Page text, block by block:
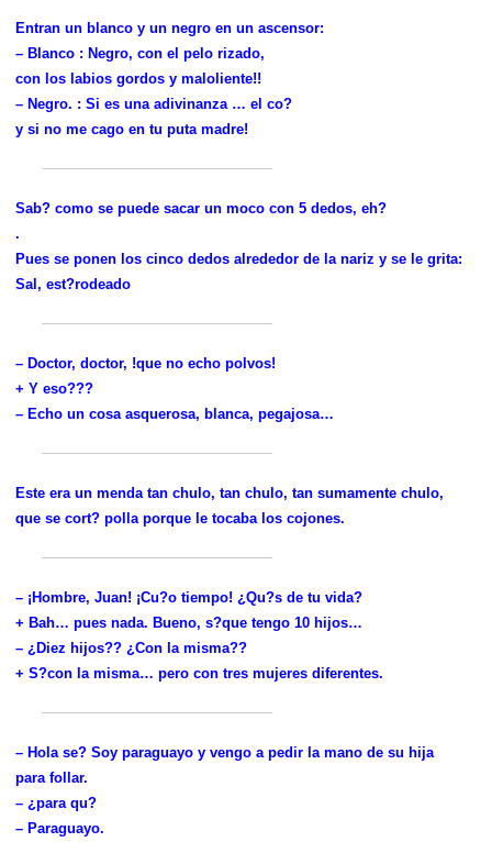
Entran un blanco y un negro en un ascensor:
– Blanco : Negro, con el pelo rizado,
con los labios gordos y maloliente!!
– Negro. : Si es una adivinanza … el co?
y si no me cago en tu puta madre!
Sab? como se puede sacar un moco con 5 dedos, eh?
.
Pues se ponen los cinco dedos alrededor de la nariz y se le grita:
Sal, est?rodeado
– Doctor, doctor, !que no echo polvos!
+ Y eso???
– Echo un cosa asquerosa, blanca, pegajosa…
Este era un menda tan chulo, tan chulo, tan sumamente chulo,
que se cort? polla porque le tocaba los cojones.
– ¡Hombre, Juan! ¡Cu?o tiempo! ¿Qu?s de tu vida?
+ Bah… pues nada. Bueno, s?que tengo 10 hijos…
– ¿Diez hijos?? ¿Con la misma??
+ S?con la misma… pero con tres mujeres diferentes.
– Hola se? Soy paraguayo y vengo a pedir la mano de su hija
para follar.
– ¿para qu?
– Paraguayo.